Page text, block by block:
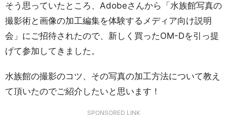
そう思っていたところ、Adobeさんから「水族館写真の
撮影術と画像の加工編集を体験するメディア向け説明
会」にご招待されたので、新しく買ったOM-Dを引っ提
げて参加してきました。
水族館の撮影のコツ、その写真の加工方法について教え
て頂いたのでご紹介したいと思います！
SPONSORED LINK